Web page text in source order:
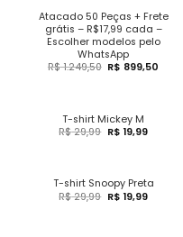
Atacado 50 Peças + Frete
grátis – R$17,99 cada –
Escolher modelos pelo
WhatsApp
R$1.249,50 R$ 899,50
T-shirt Mickey M
R$29,99 R$ 19,99
T-shirt Snoopy Preta
R$29,99 R$ 19,99